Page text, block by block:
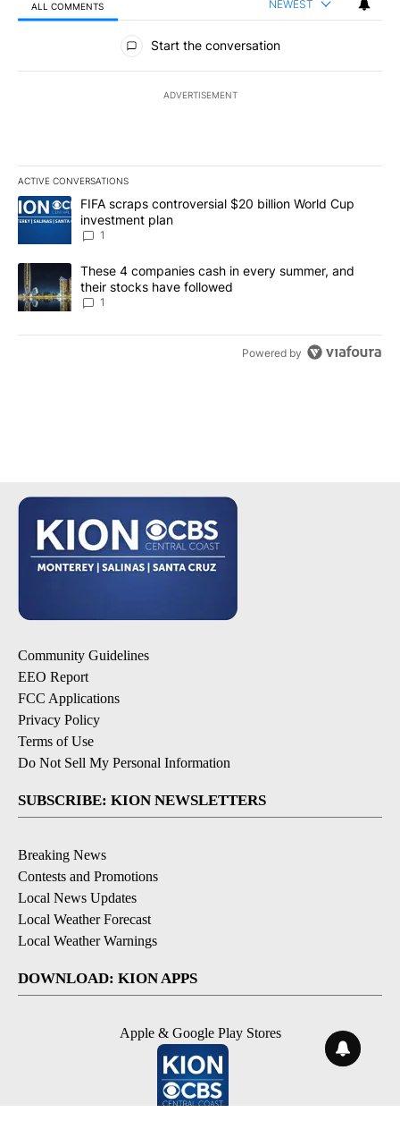
ALL COMMENTS NEWEST
All Comments
Start the conversation
ADVERTISEMENT
ACTIVE CONVERSATIONS
The following is a list of the most commented articles in the last
A trending article titled "FIFA scraps controversial $20 billion
FIFA scraps controversial $20 billion World Cup
investment plan
1
A trending article titled "These 4 companies cash in every
These 4 companies cash in every summer, and
their stocks have followed
1
Powered by
Community Guidelines
EEO Report
FCC Applications
Privacy Policy
Terms of Use
Do Not Sell My Personal Information
SUBSCRIBE: KION NEWSLETTERS
Breaking News
Contests and Promotions
Local News Updates
Local Weather Forecast
Local Weather Warnings
DOWNLOAD: KION APPS
Apple & Google Play Stores